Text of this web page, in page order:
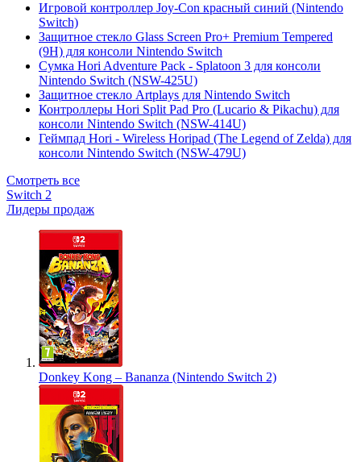
Игровой контроллер Joy-Con красный синий (Nintendo
Switch)
Защитное стекло Glass Screen Pro+ Premium Tempered
(9H) для консоли Nintendo Switch
Сумка Hori Adventure Pack - Splatoon 3 для консоли
Nintendo Switch (NSW-425U)
Защитное стекло Artplays для Nintendo Switch
Контроллеры Hori Split Pad Pro (Lucario & Pikachu) для
консоли Nintendo Switch (NSW-414U)
Геймпад Hori - Wireless Horipad (The Legend of Zelda) для
консоли Nintendo Switch (NSW-479U)
Смотреть все
Switch 2
Лидеры продаж
Donkey Kong – Bananza (Nintendo Switch 2)